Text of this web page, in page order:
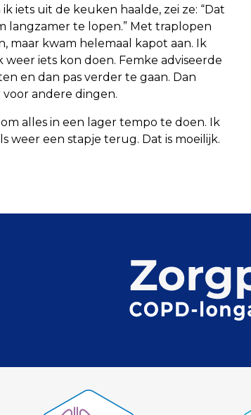
iets uit de keuken haalde, zei ze: “Dat
langzamer te lopen.” Met traplopen
maar kwam helemaal kapot aan. Ik
iets kon doen. Femke adviseerde
en dan pas verder te gaan. Dan
andere dingen.
alles in een lager tempo te doen. Ik
weer een stapje terug. Dat is moeilijk.